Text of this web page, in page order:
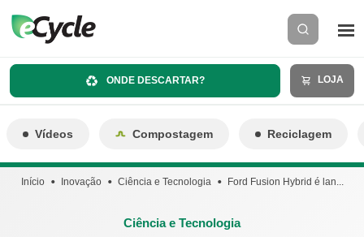
ONDE DESCARTAR? LOJA
Vídeos Compostagem Reciclagem
Início Inovação Ciência e Tecnologia Ford Fusion Hybrid é lan...
Ciência e Tecnologia